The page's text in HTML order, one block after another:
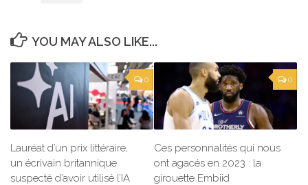
YOU MAY ALSO LIKE...
0
Lauréat d’un prix littéraire,
un écrivain britannique
suspecté d’avoir utilisé l’IA
0
Ces personnalités qui nous
ont agacés en 2023 : la
girouette Embiid